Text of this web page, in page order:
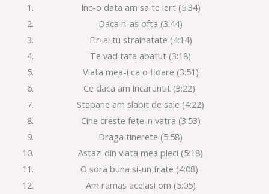
Inc-o data am sa te iert (5:34)
Daca n-as ofta (3:44)
Fir-ai tu strainatate (4:14)
Te vad tata abatut (3:18)
Viata mea-i ca o floare (3:51)
Ce daca am incaruntit (3:22)
Stapane am slabit de sale (4:22)
Cine creste fete-n vatra (3:53)
Draga tinerete (5:58)
Astazi din viata mea pleci (5:18)
O sora buna si-un frate (4:08)
Am ramas acelasi om (5:05)